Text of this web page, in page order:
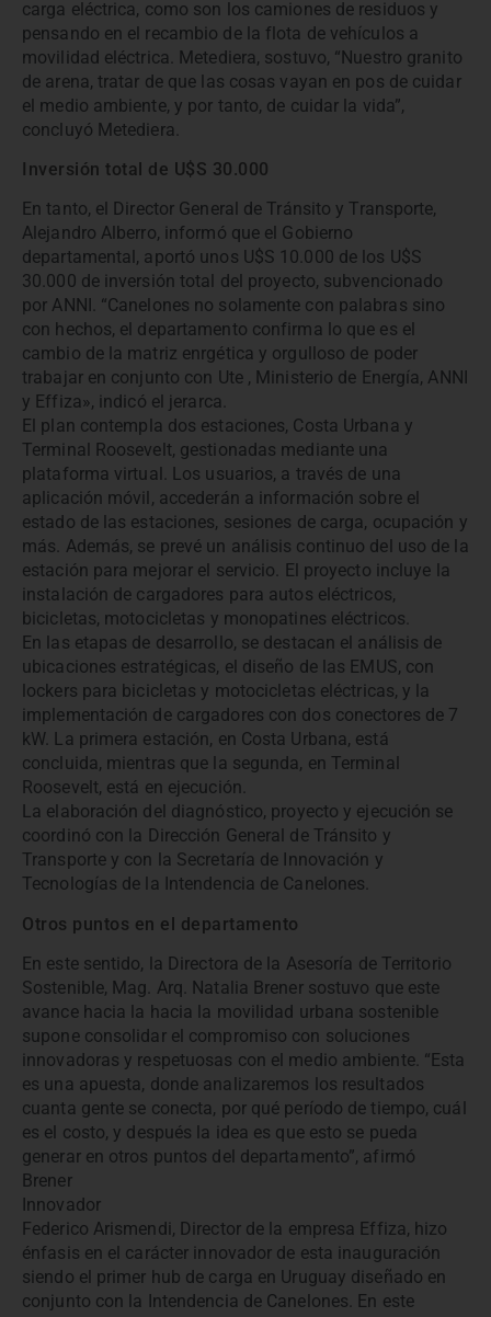
carga eléctrica, como son los camiones de residuos y
pensando en el recambio de la flota de vehículos a
movilidad eléctrica. Metediera, sostuvo, “Nuestro granito
de arena, tratar de que las cosas vayan en pos de cuidar
el medio ambiente, y por tanto, de cuidar la vida”,
concluyó Metediera.
Inversión total de U$S 30.000
En tanto, el Director General de Tránsito y Transporte,
Alejandro Alberro, informó que el Gobierno
departamental, aportó unos U$S 10.000 de los U$S
30.000 de inversión total del proyecto, subvencionado
por ANNI. “Canelones no solamente con palabras sino
con hechos, el departamento confirma lo que es el
cambio de la matriz enrgética y orgulloso de poder
trabajar en conjunto con Ute , Ministerio de Energía, ANNI
y Effiza», indicó el jerarca.
El plan contempla dos estaciones, Costa Urbana y
Terminal Roosevelt, gestionadas mediante una
plataforma virtual. Los usuarios, a través de una
aplicación móvil, accederán a información sobre el
estado de las estaciones, sesiones de carga, ocupación y
más. Además, se prevé un análisis continuo del uso de la
estación para mejorar el servicio. El proyecto incluye la
instalación de cargadores para autos eléctricos,
bicicletas, motocicletas y monopatines eléctricos.
En las etapas de desarrollo, se destacan el análisis de
ubicaciones estratégicas, el diseño de las EMUS, con
lockers para bicicletas y motocicletas eléctricas, y la
implementación de cargadores con dos conectores de 7
kW. La primera estación, en Costa Urbana, está
concluida, mientras que la segunda, en Terminal
Roosevelt, está en ejecución.
La elaboración del diagnóstico, proyecto y ejecución se
coordinó con la Dirección General de Tránsito y
Transporte y con la Secretaría de Innovación y
Tecnologías de la Intendencia de Canelones.
Otros puntos en el departamento
En este sentido, la Directora de la Asesoría de Territorio
Sostenible, Mag. Arq. Natalia Brener sostuvo que este
avance hacia la hacia la movilidad urbana sostenible
supone consolidar el compromiso con soluciones
innovadoras y respetuosas con el medio ambiente. “Esta
es una apuesta, donde analizaremos los resultados
cuanta gente se conecta, por qué período de tiempo, cuál
es el costo, y después la idea es que esto se pueda
generar en otros puntos del departamento”, afirmó
Brener
Innovador
Federico Arismendi, Director de la empresa Effiza, hizo
énfasis en el carácter innovador de esta inauguración
siendo el primer hub de carga en Uruguay diseñado en
conjunto con la Intendencia de Canelones. En este